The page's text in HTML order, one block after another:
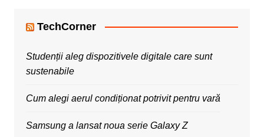
TechCorner
Studenții aleg dispozitivele digitale care sunt
sustenabile
Cum alegi aerul condiționat potrivit pentru vară
Samsung a lansat noua serie Galaxy Z